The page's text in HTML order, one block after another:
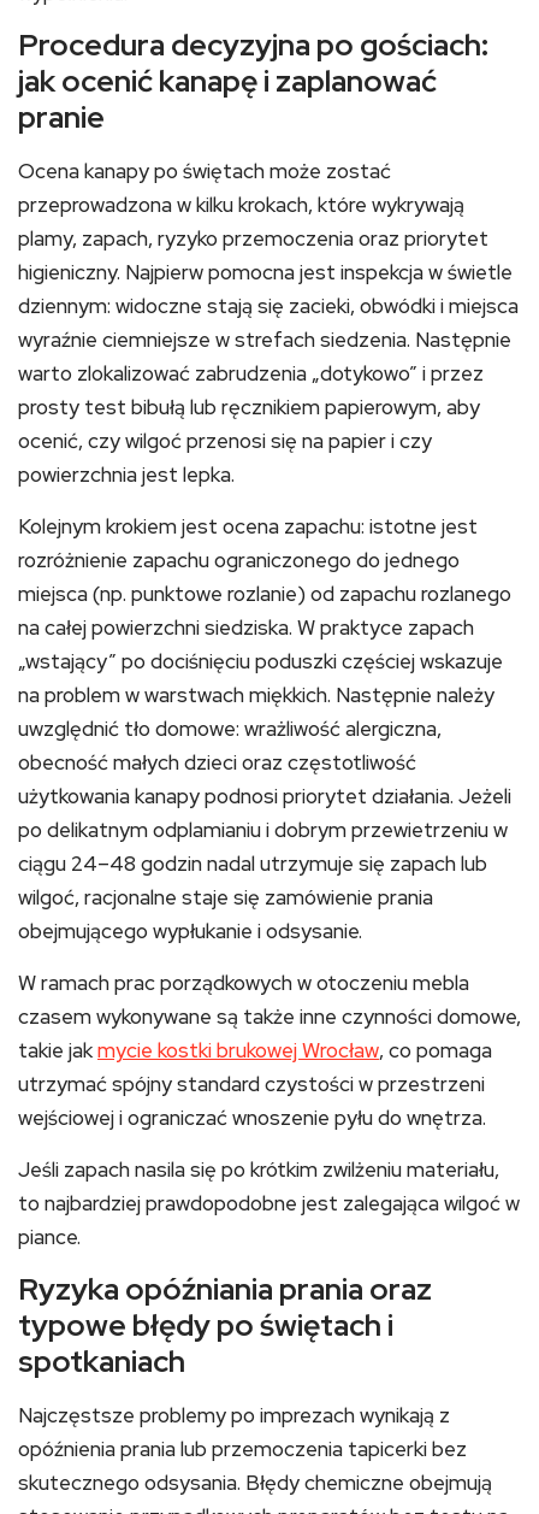
Procedura decyzyjna po gościach:
jak ocenić kanapę i zaplanować
pranie
Ocena kanapy po świętach może zostać
przeprowadzona w kilku krokach, które wykrywają
plamy, zapach, ryzyko przemoczenia oraz priorytet
higieniczny. Najpierw pomocna jest inspekcja w świetle
dziennym: widoczne stają się zacieki, obwódki i miejsca
wyraźnie ciemniejsze w strefach siedzenia. Następnie
warto zlokalizować zabrudzenia „dotykowo” i przez
prosty test bibułą lub ręcznikiem papierowym, aby
ocenić, czy wilgoć przenosi się na papier i czy
powierzchnia jest lepka.
Kolejnym krokiem jest ocena zapachu: istotne jest
rozróżnienie zapachu ograniczonego do jednego
miejsca (np. punktowe rozlanie) od zapachu rozlanego
na całej powierzchni siedziska. W praktyce zapach
„wstający” po dociśnięciu poduszki częściej wskazuje
na problem w warstwach miękkich. Następnie należy
uwzględnić tło domowe: wrażliwość alergiczna,
obecność małych dzieci oraz częstotliwość
użytkowania kanapy podnosi priorytet działania. Jeżeli
po delikatnym odplamianiu i dobrym przewietrzeniu w
ciągu 24–48 godzin nadal utrzymuje się zapach lub
wilgoć, racjonalne staje się zamówienie prania
obejmującego wypłukanie i odsysanie.
W ramach prac porządkowych w otoczeniu mebla
czasem wykonywane są także inne czynności domowe,
takie jakmycie kostki brukowej Wrocław, co pomaga
utrzymać spójny standard czystości w przestrzeni
wejściowej i ograniczać wnoszenie pyłu do wnętrza.
Jeśli zapach nasila się po krótkim zwilżeniu materiału,
to najbardziej prawdopodobne jest zalegająca wilgoć w
piance.
Ryzyka opóźniania prania oraz
typowe błędy po świętach i
spotkaniach
Najczęstsze problemy po imprezach wynikają z
opóźnienia prania lub przemoczenia tapicerki bez
skutecznego odsysania. Błędy chemiczne obejmują